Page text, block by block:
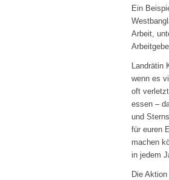
Ein
Arbeit,
Landrätin
wenn es
oft
essen –
und
für euren
machen
in jedem
Die